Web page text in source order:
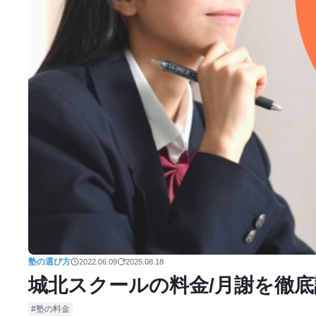
塾の選び方 2022.06.09 2025.08.18
城北スクールの料金/月謝を徹
塾の料金